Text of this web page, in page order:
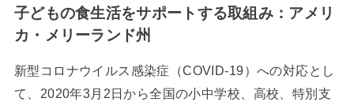
子どもの食生活をサポートする取組み：アメリ
カ・メリーランド州
新型コロナウイルス感染症（COVID-19）への対応とし
て、2020年3月2日から全国の小中学校、高校、特別支